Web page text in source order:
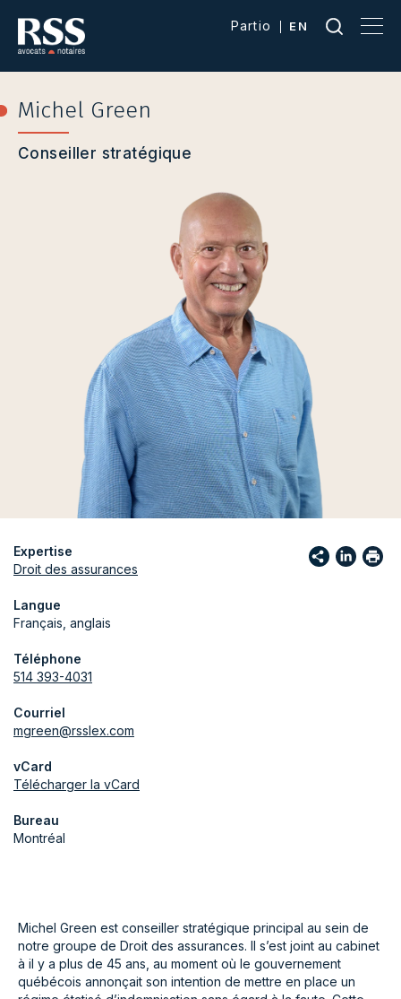
Partio EN
Michel Green
Conseiller stratégique
Expertise
Droit des assurances
Langue
Français, anglais
Téléphone
514 393-4031
Courriel
mgreen@rsslex.com
vCard
Télécharger la vCard
Bureau
Montréal
Michel Green est conseiller stratégique principal au sein de
notre groupe de Droit des assurances. Il s’est joint au cabinet
à il y a plus de 45 ans, au moment où le gouvernement
québécois annonçait son intention de mettre en place un